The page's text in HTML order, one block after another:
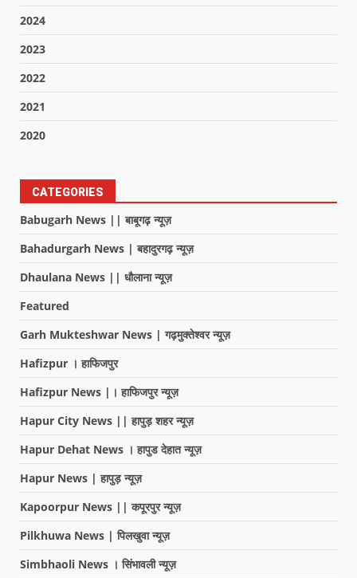
2024
2023
2022
2021
2020
CATEGORIES
Babugarh News || बाबूगढ़ न्यूज़
Bahadurgarh News | बहादुरगढ़ न्यूज़
Dhaulana News || धौलाना न्यूज़
Featured
Garh Mukteshwar News | गढ़मुक्तेश्वर न्यूज़
Hafizpur । हाफिजपुर
Hafizpur News |। हाफिजपुर न्यूज़
Hapur City News || हापुड़ शहर न्यूज़
Hapur Dehat News । हापुड देहात न्यूज़
Hapur News | हापुड़ न्यूज़
Kapoorpur News || कपूरपुर न्यूज़
Pilkhuwa News | पिलखुवा न्यूज़
Simbhaoli News । सिंभावली न्यूज़